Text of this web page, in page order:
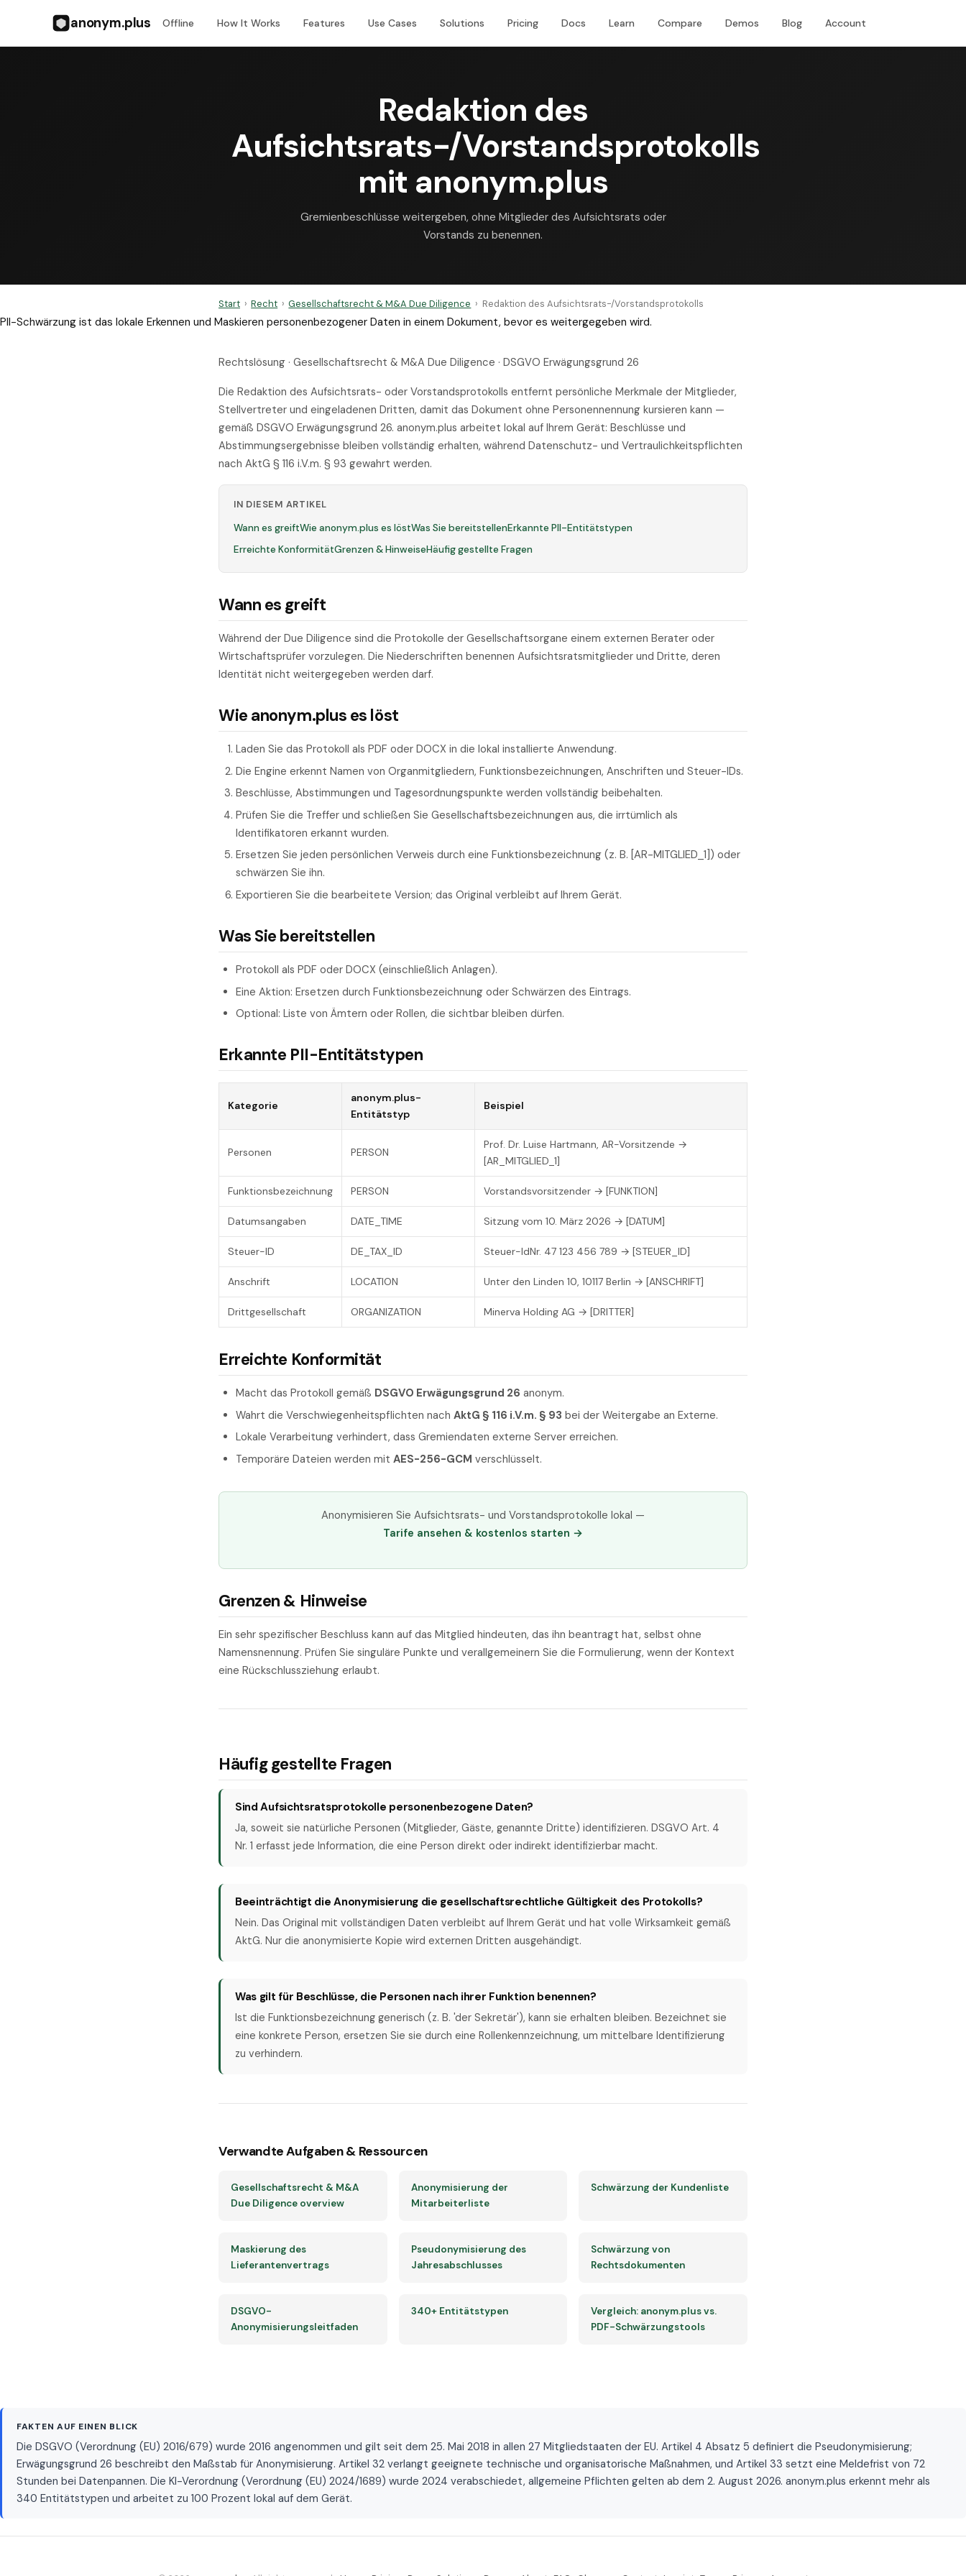
anonym.plus Offline How It Works Features Use Cases Solutions Pricing Docs Learn Compare Demos Blog Account
Redaktion des
Aufsichtsrats-/Vorstandsprotokolls
mit anonym.plus
Gremienbeschlüsse weitergeben, ohne Mitglieder des Aufsichtsrats oder
Vorstands zu benennen.
Start › Recht › Gesellschaftsrecht & M&A Due Diligence › Redaktion des Aufsichtsrats-/Vorstandsprotokolls
PII-Schwärzung ist das lokale Erkennen und Maskieren personenbezogener Daten in einem Dokument, bevor es weitergegeben wird.
Rechtslösung · Gesellschaftsrecht & M&A Due Diligence · DSGVO Erwägungsgrund 26
Die Redaktion des Aufsichtsrats- oder Vorstandsprotokolls entfernt persönliche Merkmale der Mitglieder,
Stellvertreter und eingeladenen Dritten, damit das Dokument ohne Personennennung kursieren kann —
gemäß DSGVO Erwägungsgrund 26. anonym.plus arbeitet lokal auf Ihrem Gerät: Beschlüsse und
Abstimmungsergebnisse bleiben vollständig erhalten, während Datenschutz- und Vertraulichkeitspflichten
nach AktG § 116 i.V.m. § 93 gewahrt werden.
IN DIESEM ARTIKEL
Wann es greiftWie anonym.plus es löstWas Sie bereitstellenErkannte PII-Entitätstypen
Erreichte KonformitätGrenzen & HinweiseHäufig gestellte Fragen
Wann es greift
Während der Due Diligence sind die Protokolle der Gesellschaftsorgane einem externen Berater oder
Wirtschaftsprüfer vorzulegen. Die Niederschriften benennen Aufsichtsratsmitglieder und Dritte, deren
Identität nicht weitergegeben werden darf.
Wie anonym.plus es löst
Laden Sie das Protokoll als PDF oder DOCX in die lokal installierte Anwendung.
Die Engine erkennt Namen von Organmitgliedern, Funktionsbezeichnungen, Anschriften und Steuer-IDs.
Beschlüsse, Abstimmungen und Tagesordnungspunkte werden vollständig beibehalten.
Prüfen Sie die Treffer und schließen Sie Gesellschaftsbezeichnungen aus, die irrtümlich als
Identifikatoren erkannt wurden.
Ersetzen Sie jeden persönlichen Verweis durch eine Funktionsbezeichnung (z. B. [AR-MITGLIED_1]) oder
schwärzen Sie ihn.
Exportieren Sie die bearbeitete Version; das Original verbleibt auf Ihrem Gerät.
Was Sie bereitstellen
Protokoll als PDF oder DOCX (einschließlich Anlagen).
Eine Aktion: Ersetzen durch Funktionsbezeichnung oder Schwärzen des Eintrags.
Optional: Liste von Ämtern oder Rollen, die sichtbar bleiben dürfen.
Erkannte PII-Entitätstypen
Kategorie
anonym.plus-
Entitätstyp
Beispiel
Personen PERSON
Prof. Dr. Luise Hartmann, AR-Vorsitzende →
[AR_MITGLIED_1]
Funktionsbezeichnung PERSON Vorstandsvorsitzender → [FUNKTION]
Datumsangaben DATE_TIME Sitzung vom 10. März 2026 → [DATUM]
Steuer-ID DE_TAX_ID Steuer-IdNr. 47 123 456 789 → [STEUER_ID]
Anschrift LOCATION Unter den Linden 10, 10117 Berlin → [ANSCHRIFT]
Drittgesellschaft ORGANIZATION Minerva Holding AG → [DRITTER]
Erreichte Konformität
Macht das Protokoll gemäß DSGVO Erwägungsgrund 26 anonym.
Wahrt die Verschwiegenheitspflichten nach AktG § 116 i.V.m. § 93 bei der Weitergabe an Externe.
Lokale Verarbeitung verhindert, dass Gremiendaten externe Server erreichen.
Temporäre Dateien werden mit AES-256-GCM verschlüsselt.
Anonymisieren Sie Aufsichtsrats- und Vorstandsprotokolle lokal —
Tarife ansehen & kostenlos starten →
Grenzen & Hinweise
Ein sehr spezifischer Beschluss kann auf das Mitglied hindeuten, das ihn beantragt hat, selbst ohne
Namensnennung. Prüfen Sie singuläre Punkte und verallgemeinern Sie die Formulierung, wenn der Kontext
eine Rückschlussziehung erlaubt.
Häufig gestellte Fragen
Sind Aufsichtsratsprotokolle personenbezogene Daten?
Ja, soweit sie natürliche Personen (Mitglieder, Gäste, genannte Dritte) identifizieren. DSGVO Art. 4
Nr. 1 erfasst jede Information, die eine Person direkt oder indirekt identifizierbar macht.
Beeinträchtigt die Anonymisierung die gesellschaftsrechtliche Gültigkeit des Protokolls?
Nein. Das Original mit vollständigen Daten verbleibt auf Ihrem Gerät und hat volle Wirksamkeit gemäß
AktG. Nur die anonymisierte Kopie wird externen Dritten ausgehändigt.
Was gilt für Beschlüsse, die Personen nach ihrer Funktion benennen?
Ist die Funktionsbezeichnung generisch (z. B. 'der Sekretär'), kann sie erhalten bleiben. Bezeichnet sie
eine konkrete Person, ersetzen Sie sie durch eine Rollenkennzeichnung, um mittelbare Identifizierung
zu verhindern.
Verwandte Aufgaben & Ressourcen
Gesellschaftsrecht & M&A
Due Diligence overview
Anonymisierung der
Mitarbeiterliste
Schwärzung der Kundenliste
Maskierung des
Lieferantenvertrags
Pseudonymisierung des
Jahresabschlusses
Schwärzung von
Rechtsdokumenten
DSGVO-
Anonymisierungsleitfaden
340+ Entitätstypen
Vergleich: anonym.plus vs.
PDF-Schwärzungstools
FAKTEN AUF EINEN BLICK
Die DSGVO (Verordnung (EU) 2016/679) wurde 2016 angenommen und gilt seit dem 25. Mai 2018 in allen 27 Mitgliedstaaten der EU. Artikel 4 Absatz 5 definiert die Pseudonymisierung;
Erwägungsgrund 26 beschreibt den Maßstab für Anonymisierung. Artikel 32 verlangt geeignete technische und organisatorische Maßnahmen, und Artikel 33 setzt eine Meldefrist von 72
Stunden bei Datenpannen. Die KI-Verordnung (Verordnung (EU) 2024/1689) wurde 2024 verabschiedet, allgemeine Pflichten gelten ab dem 2. August 2026. anonym.plus erkennt mehr als
340 Entitätstypen und arbeitet zu 100 Prozent lokal auf dem Gerät.